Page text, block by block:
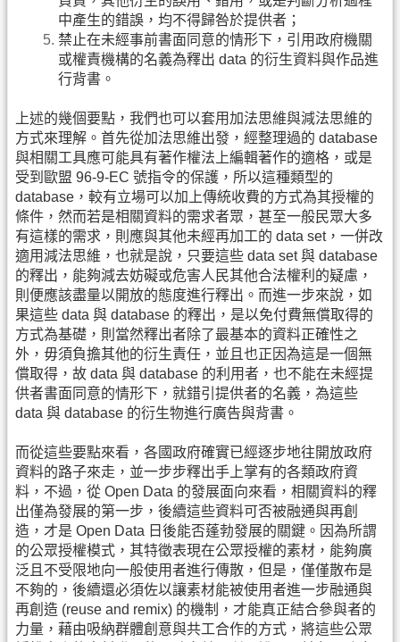
中產生的錯誤，均不得歸咎於提供者；
禁止在未經事前書面同意的情形下，引用政府機關
或權責機構的名義為釋出 data 的衍生資料與作品進
行背書。
上述的幾個要點，我們也可以套用加法思維與減法思維的
方式來理解。首先從加法思維出發，經整理過的 database
與相關工具應可能具有著作權法上編輯著作的適格，或是
受到歐盟 96-9-EC 號指令的保護，所以這種類型的
database，較有立場可以加上傳統收費的方式為其授權的
條件，然而若是相關資料的需求者眾，甚至一般民眾大多
有這樣的需求，則應與其他未經再加工的 data set，一併改
適用減法思維，也就是說，只要這些 data set 與 database
的釋出，能夠減去妨礙或危害人民其他合法權利的疑慮，
則便應該盡量以開放的態度進行釋出。而進一步來說，如
果這些 data 與 database 的釋出，是以免付費無償取得的
方式為基礎，則當然釋出者除了最基本的資料正確性之
外，毋須負擔其他的衍生責任，並且也正因為這是一個無
償取得，故 data 與 database 的利用者，也不能在未經提
供者書面同意的情形下，就錯引提供者的名義，為這些
data 與 database 的衍生物進行廣告與背書。
而從這些要點來看，各國政府確實已經逐步地往開放政府
資料的路子來走，並一步步釋出手上掌有的各類政府資
料，不過，從 Open Data 的發展面向來看，相關資料的釋
出僅為發展的第一步，後續這些資料可否被融通與再創
造，才是 Open Data 日後能否蓬勃發展的關鍵。因為所謂
的公眾授權模式，其特徵表現在公眾授權的素材，能夠廣
泛且不受限地向一般使用者進行傳散，但是，僅僅散布是
不夠的，後續還必須佐以讓素材能被使用者進一步融通與
再創造 (reuse and remix) 的機制，才能真正結合參與者的
力量，藉由吸納群體創意與共工合作的方式，將這些公眾